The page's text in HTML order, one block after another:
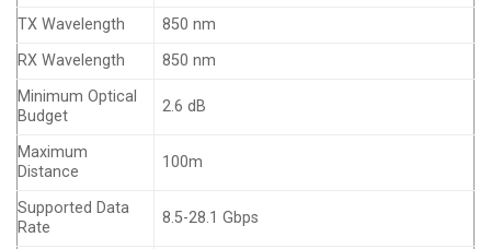
TX Wavelength
850 nm
RX Wavelength
850 nm
Minimum Optical
Budget
2.6 dB
Maximum
Distance
100m
Supported Data
Rate
8.5-28.1 Gbps